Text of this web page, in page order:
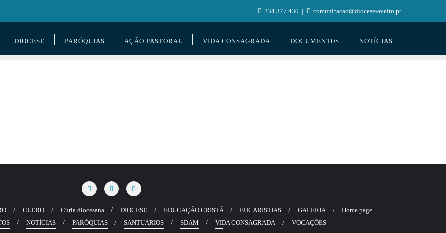
234 377 430 comunicacao@diocese-aveiro.pt
DIOCESE PARÓQUIAS AÇÃO PASTORAL VIDA CONSAGRADA DOCUMENTOS NOTÍCIAS
CLERO Cúria diocesana DIOCESE EDUCAÇÃO CRISTÃ EUCARISTIAS GALERIA
Home page
NOTÍCIAS PARÓQUIAS SANTUÁRIOS SDAM VIDA CONSAGRADA VOCAÇÕES